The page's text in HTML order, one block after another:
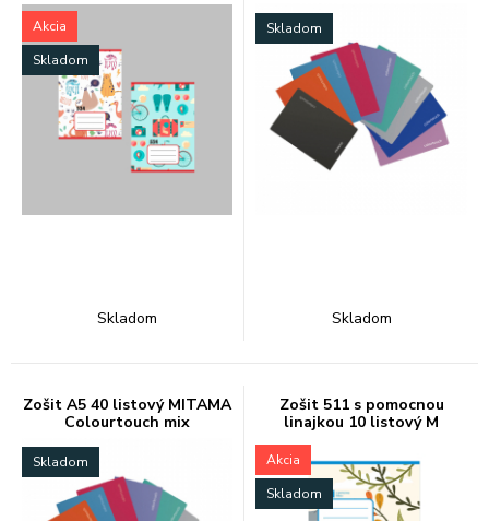
Akcia
Skladom
Skladom
Skladom
Skladom
Zošit A5 40 listový MITAMA
Colourtouch mix
Skladom
Zošit 511 s pomocnou
linajkou 10 listový M
Akcia
Skladom